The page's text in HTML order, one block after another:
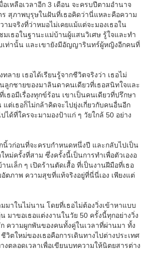
อเหลือเวลาอีก 3 เดือน จะครบปีตามอํานาจ
สุภาพบุรุษในฝันที่เธอคิดว่านี่แหละคือความ
มจริงที่ว่าหมอไม่เคยแม้แต่จะมองเธอใน
มเธอในฐานะแม่บ้านผู้แสนวิเศษ รู้ใจและทํา
เท่านั้น และเขายังมีอัญญารินทร์ผู้หญิงอีกคนที่
ย เธอได้เรียนรู้จากชีวิตจริงว่า เธอไม่
ลูกชายของมาลินดาคนเดียวที่เธอสนิทใจและ
ธอมีเรื่องทุกข์ร้อน เขาเป็นคนเดียวที่ปรึกษา
ต่เธอก็ไม่กล้าคิดจะไปยุ่งเกี่ยวกับคนอื่นอีก
ได้ที่ใครจะมามองป้าแก่ ๆ วัยใกล้ 50 อย่าง
ก่อนที่จะครบกําหนดหนึ่งปี และกลับไปเป็น
หม่ครั้งที่สาม ซึ่งครั้งนี้เป็นการทําเพื่อตัวเองอ
นเล็ก ๆ เปิดร้านตัดเสื้อ ที่เป็นงานฝีมือที่เธอ
อัตภาพ ความสุขที่แท้จริงอยู่ที่นี่นี่เอง เพียงแต่
นไม่นาน โดยที่เธอไม่ต้องวิ่งเข้าหาแบบ
มาขอเธอแต่งงานในวัย 50 ครั้งนี้ทุกอย่างวิ่ง
ก ความผูกพันของคนทั้งคู่ในเวลาที่ผ่านมา ทั้ง
ตใหม่ของเธอคือการเดินทางไปต่างประเทศ
ตลอดเวลาเพื่อเขียนบทความให้นิตยสารต่าง